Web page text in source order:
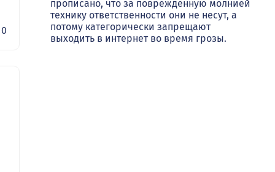
0
прописано, что за повреждённую молнией
технику ответственности они не несут, а
потому категорически запрещают
выходить в интернет во время грозы.